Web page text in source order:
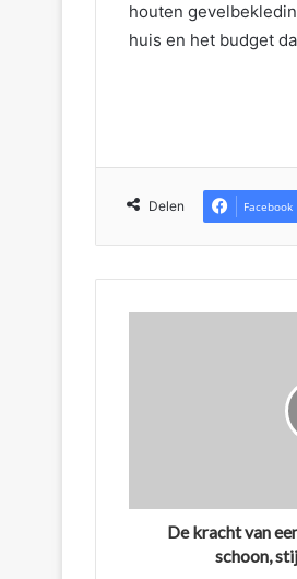
houten
huis en het budget
Delen Facebook
De kracht van
schoon,